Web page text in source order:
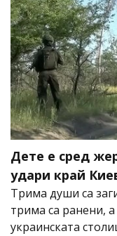
Дете е сред
удари край
Трима души са
трима са ранени,
украинската